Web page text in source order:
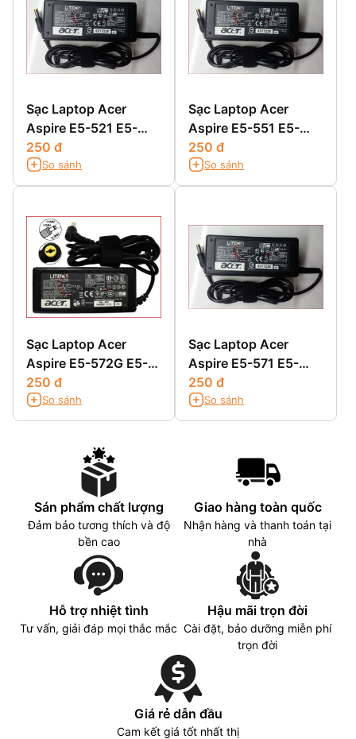
Sạc Laptop Acer
Aspire E5-521 E5-
521G E5-531 E5-531G
250 đ
So sánh
Sạc Laptop Acer
Aspire E5-551 E5-
551G
250 đ
So sánh
Sạc Laptop Acer
Aspire E5-572G E5-
721 E5-731 E5-731G
250 đ
So sánh
Sạc Laptop Acer
Aspire E5-571 E5-
571G E5-571PG
250 đ
So sánh
Sán phẩm chất lượng
Đảm bảo tương thích và độ
bền cao
Giao hàng toàn quốc
Nhận hàng và thanh toán tại
nhà
Hỗ trợ nhiệt tình
Tư vấn, giải đáp mọi thắc mắc
Hậu mãi trọn đời
Cài đặt, bảo dưỡng miễn phí
trọn đời
Giá rẻ dẫn đầu
Cam kết giá tốt nhất thị